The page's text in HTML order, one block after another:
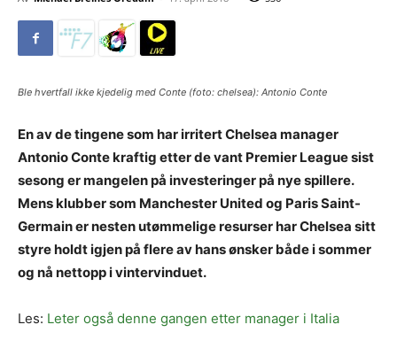
Ble hvertfall ikke kjedelig med Conte (foto: chelsea): Antonio Conte
En av de tingene som har irritert Chelsea manager
Antonio Conte kraftig etter de vant Premier League sist
sesong er mangelen på investeringer på nye spillere.
Mens klubber som Manchester United og Paris Saint-
Germain er nesten utømmelige resurser har Chelsea sitt
styre holdt igjen på flere av hans ønsker både i sommer
og nå nettopp i vintervinduet.
Les: Leter også denne gangen etter manager i Italia